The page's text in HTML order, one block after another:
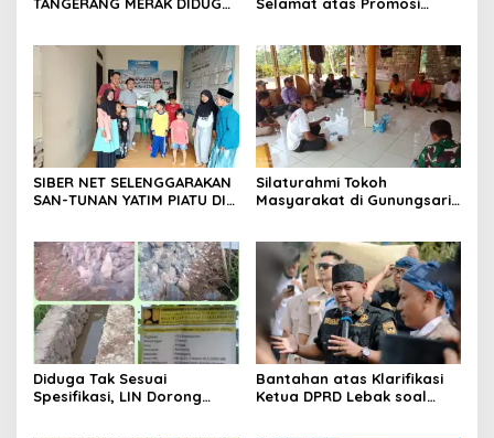
TANGERANG MERAK DIDUGA
PENGUNJUANG
Selamat atas Promosi
SIBER NET SELENGGARAKAN
SAN-TUNAN YATIM PIATU DI
Silaturahmi Tokoh
Masyarakat di Gunungsari,
Keberadaan PT Peternakan
Ayam Gunungsari Utama
Diduga Tak Sesuai
Spesifikasi, LIN Dorong
Bantahan atas Klarifikasi
Ketua DPRD Lebak soal